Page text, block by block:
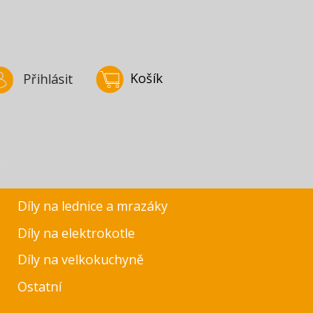
Přihlásit Košík
Díly na lednice a mrazáky
Díly na elektrokotle
Díly na velkokuchyně
Ostatní